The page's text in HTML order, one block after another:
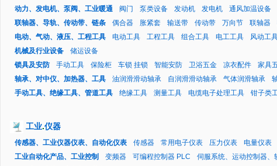
动力、发电机、泵阀、工业暖通
阀门 泵类设备 发动机 发电机
通风加温设备
联轴器、导轨、传动带、链条
偶合器 胀紧套 输送带 传动带 万向节 联轴器
电动、气动、液压、工程工具
电动工具 工程工具 组合工具 电工工具 风动工
机械及行业设备
储运设备
锁具及安防
手动工具 保险柜 车锁 挂锁 智能安防 卫浴五金 凉衣配件 家具
轴承、对中仪、加热器、工具
油润滑滑动轴承 自润滑滑动轴承 气体润滑轴承
手动工具、绝缘工具、管道工具
绝缘工具 测量工具 电缆电子处理工具 钳子类
工业.仪器
传感器、工业仪器仪表、自动化仪表 传感器 常用电子仪表 压力仪表 电量仪表
工业自动化产品、工业控制
变频器 可编程控制器 PLC 伺服系统、运动控制器、